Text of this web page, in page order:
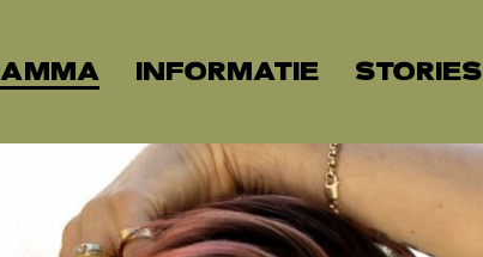
INFORMATIE STORIES